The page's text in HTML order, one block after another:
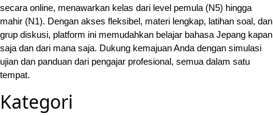
secara online, menawarkan kelas dari level pemula (N5) hingga
mahir (N1). Dengan akses fleksibel, materi lengkap, latihan soal, dan
grup diskusi, platform ini memudahkan belajar bahasa Jepang kapan
saja dan dari mana saja. Dukung kemajuan Anda dengan simulasi
ujian dan panduan dari pengajar profesional, semua dalam satu
tempat.
Kategori